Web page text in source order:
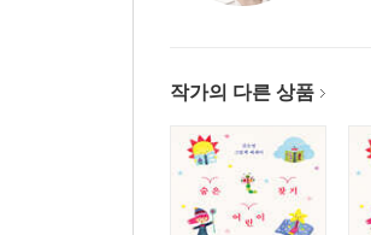
추천의 글
작가의 다른 상품